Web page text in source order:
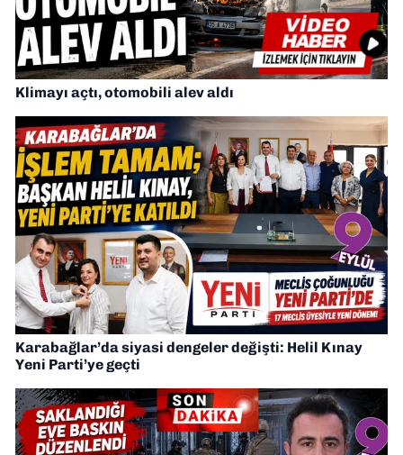
Klimayı açtı, otomobili alev aldı
Karabağlar’da siyasi dengeler değişti: Helil Kınay
Yeni Parti’ye geçti